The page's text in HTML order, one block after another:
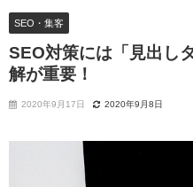
SEO・集客
SEO対策には「見出し
解が重要！
2020年9月17日 2020年9月8日